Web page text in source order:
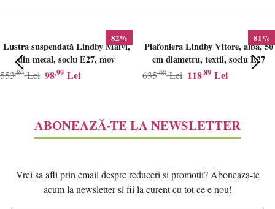
82%
Lustra suspendată Lindby Maivi,
din metal, soclu E27, mov
98,99 Lei
553,80 Lei
81%
Plafoniera Lindby Vitore, alba, 50
cm diametru, textil, soclu E27
118,89 Lei
635,00 Lei
ABONEAZĂ-TE LA NEWSLETTER
Vrei sa afli prin email despre reduceri si promotii? Aboneaza-te
acum la newsletter si fii la curent cu tot ce e nou!